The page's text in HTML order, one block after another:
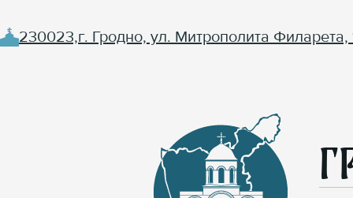
230023,г. Гродно, ул. Митрополита Филарета,